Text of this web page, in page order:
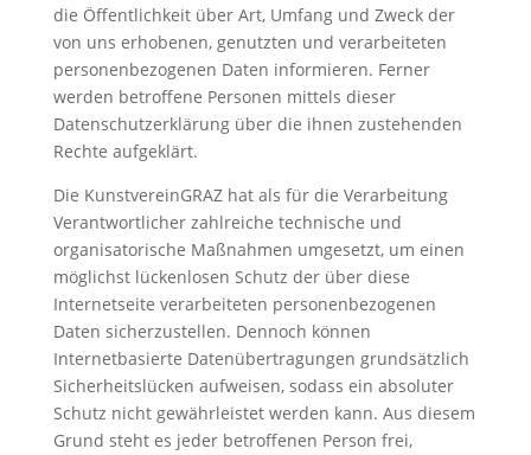
die Öffentlichkeit über Art, Umfang und Zweck der
von uns erhobenen, genutzten und verarbeiteten
personenbezogenen Daten informieren. Ferner
werden betroffene Personen mittels dieser
Datenschutzerklärung über die ihnen zustehenden
Rechte aufgeklärt.
Die KunstvereinGRAZ hat als für die Verarbeitung
Verantwortlicher zahlreiche technische und
organisatorische Maßnahmen umgesetzt, um einen
möglichst lückenlosen Schutz der über diese
Internetseite verarbeiteten personenbezogenen
Daten sicherzustellen. Dennoch können
Internetbasierte Datenübertragungen grundsätzlich
Sicherheitslücken aufweisen, sodass ein absoluter
Schutz nicht gewährleistet werden kann. Aus diesem
Grund steht es jeder betroffenen Person frei,